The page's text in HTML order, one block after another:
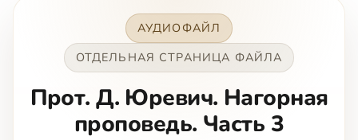
АУДИОФАЙЛ
ОТДЕЛЬНАЯ СТРАНИЦА ФАЙЛА
Прот. Д. Юревич. Нагорная
проповедь. Часть 3